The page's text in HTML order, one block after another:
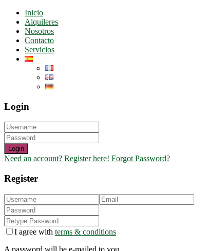
Inicio
Alquileres
Nosotros
Contacto
Servicios
Login
Login
Need an account? Register here! Forgot Password?
Register
I agree with terms & conditions
A password will be e-mailed to you